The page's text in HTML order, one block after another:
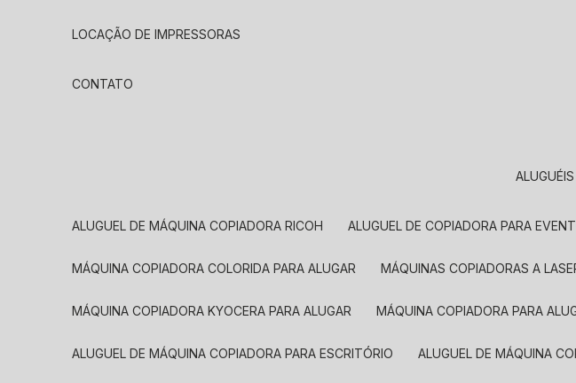
LOCAÇÃO DE IMPRESSORAS
CONTATO
ALUGUEL DE MÁQUINA COPIADORA RICOH ALUGUEL DE COPIADORA PARA
MÁQUINA COPIADORA COLORIDA PARA ALUGAR MÁQUINAS COPIADORAS A
MÁQUINA COPIADORA KYOCERA PARA ALUGAR MÁQUINA COPIADORA PARA
ALUGUEL DE MÁQUINA COPIADORA PARA ESCRITÓRIO ALUGUEL DE MÁQUINA